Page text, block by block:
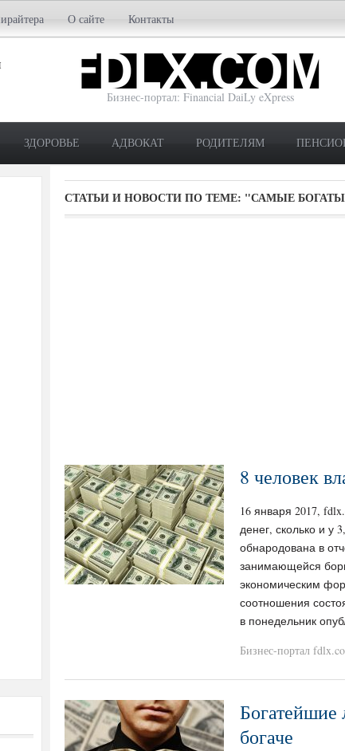
О сайте Контакты
Бизнес-портал: Financial DaiLy eXpress
ЗДОРОВЬЕ АДВОКАТ РОДИТЕЛЯМ
СТАТЬИ И НОВОСТИ ПО ТЕМЕ: "САМЫЕ
8 человек
16 января 2017,
денег, сколько и у
обнародована в
занимающейся
экономическим
соотношения
в понедельник
Бизнес-портал
Богатейшие
богаче